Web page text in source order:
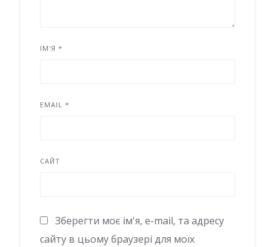
ІМ'Я *
EMAIL *
САЙТ
Зберегти моє ім'я, e-mail, та адресу
сайту в цьому браузері для моїх